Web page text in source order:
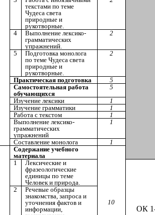
текстами по теме
Чудеса света
природные и
рукотворные.
4
Выполнение лексико-
грамматических
упражнений.
2
5
Подготовка монолога
по теме Чудеса света
природные и
рукотворные.
2
Практическая подготовка
5
Самостоятельная работа
обучающихся
5
Изучение лексики
1
Изучение грамматики
1
Работа с текстом
1
Выполнение лексико-
грамматических
упражнений
1
Составление монолога
1
Содержание учебного
материала
10
1
Лексические и
фразеологические
единицы по теме
Человек и природа.
ОК
2
Речевые образцы
знакомства, запроса и
уточнения фактов и
информации,